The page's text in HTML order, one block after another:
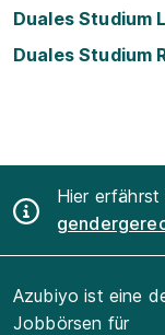
Duales Studium
Duales Studium
Hier erfährst
Azubiyo ist eine
Jobbörsen für